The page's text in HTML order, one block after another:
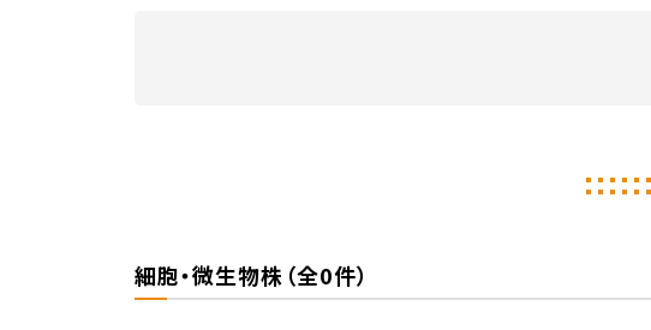
細胞・微生物株（全0件）